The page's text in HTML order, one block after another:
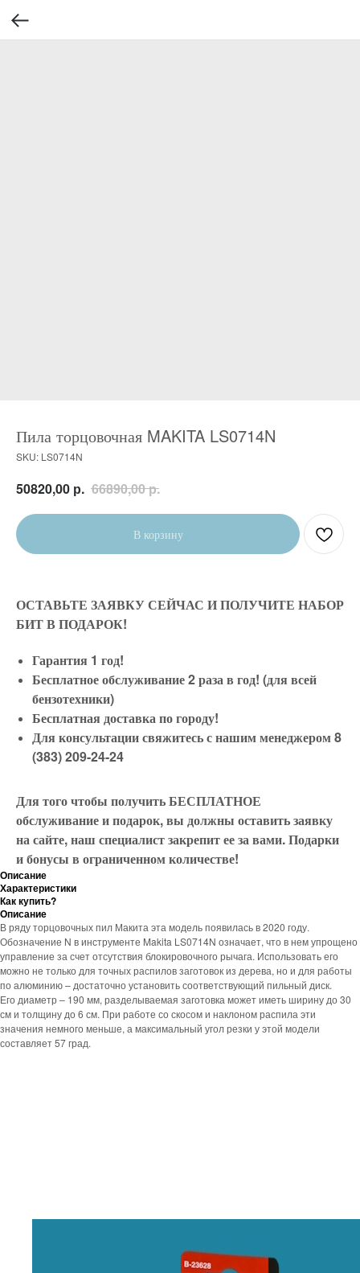
Пила торцовочная MAKITA LS0714N
SKU: LS0714N
50820,00 р. 66890,00р.
В корзину
ОСТАВЬТЕ ЗАЯВКУ СЕЙЧАС И ПОЛУЧИТЕ НАБОР
БИТ В ПОДАРОК!
Гарантия 1 год!
Бесплатное обслуживание 2 раза в год! (для всей
бензотехники)
Бесплатная доставка по городу!
Для консультации свяжитесь с нашим менеджером 8
(383) 209-24-24
Для того чтобы получить БЕСПЛАТНОЕ
обслуживание и подарок, вы должны оставить заявку
на сайте, наш специалист закрепит ее за вами. Подарки
и бонусы в ограниченном количестве!
Описание
Характеристики
Как купить?
Описание
В ряду торцовочных пил Макита эта модель появилась в 2020 году.
Обозначение N в инструменте Makita LS0714N означает, что в нем упрощено
управление за счет отсутствия блокировочного рычага. Использовать его
можно не только для точных распилов заготовок из дерева, но и для работы
по алюминию – достаточно установить соответствующий пильный диск.
Его диаметр – 190 мм, разделываемая заготовка может иметь ширину до 30
см и толщину до 6 см. При работе со скосом и наклоном распила эти
значения немного меньше, а максимальный угол резки у этой модели
составляет 57 град.